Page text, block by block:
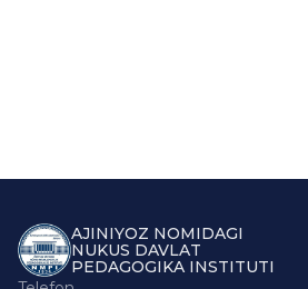
AJINIYOZ NOMIDAGI
NUKUS DAVLAT
PEDAGOGIKA INSTITUTI